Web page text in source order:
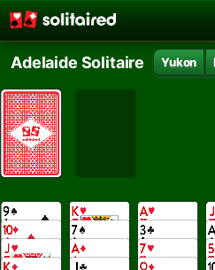
Adelaide Solitaire Yukon